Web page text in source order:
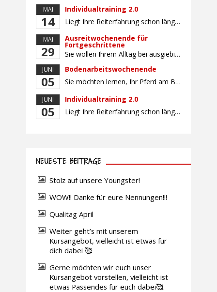
MAI
14
Individualtraining 2.0
Liegt Ihre Reiterfahrung schon länger zurück oder fühlen Sie sich noch nicht richtig fit? Oder sind Sie bereits ein sicherer Reiter und freuen sich auf weiterführenden Unterricht? Training für Reiter:innen mit unterschiedlicher Reiterfahrung, auf die Wünsche und Kenntnisse des Einzelnen abgestimmt. Ein abwechslungsreiches Programm mit individuellem Reitunterricht mit unterschiedlichen Schwerpunkten und für Fortgeschrittene auch mit […]
MAI
29
Ausreitwochenende für
Fortgeschrittene
Sie wollen Ihrem Alltag bei ausgiebigen Ritten durch unser wunderschönes Gelände entfliehen? Dann ist das Ausreitwochenende genau das Richtige. Geübte und sichere Reiter und Reiterinnen genießen die herrliche Natur unter erfahrener Rittführung. Teilnahme mit Leih- oder eigenem Pferd möglich. Mindestteilnehmerzahl: 5 Personen
JUNI
05
Bodenarbeitswochenende
Sie möchten lernen, Ihr Pferd am Boden gezielt zu gymnastizieren und durch feine Kommunikation zu führen? Dieser Kurs vermittelt, wie gezieltes und korrektes Longieren zur gymnastizierenden Arbeit mit dem Pferd beitragen. Wir arbeiten mit Hilfe eines Kappzaums – ohne Ausbinder oder andere Hilfszügel. Im Mittelpunkt stehen feine Kommunikation, klare Körpersprache und präzise Hilfengebung mit dem […]
JUNI
05
Individualtraining 2.0
Liegt Ihre Reiterfahrung schon länger zurück oder fühlen Sie sich noch nicht richtig fit? Oder sind Sie bereits ein sicherer Reiter und freuen sich auf weiterführenden Unterricht? Training für Reiter:innen mit unterschiedlicher Reiterfahrung, auf die Wünsche und Kenntnisse des Einzelnen abgestimmt. Ein abwechslungsreiches Programm mit individuellem Reitunterricht und für Fortgeschrittene auch mit Gangtraining findet in […]
NEUESTE BEITRÄGE
Stolz auf unsere Youngster!
WOW!! Danke für eure Nennungen!!!
Qualitag April
Weiter geht’s mit unserem
Kursangebot, vielleicht ist etwas für
dich dabei 🥰
Gerne möchten wir euch unser
Kursangebot vorstellen, vielleicht ist
etwas Passendes für euch dabei🥰.